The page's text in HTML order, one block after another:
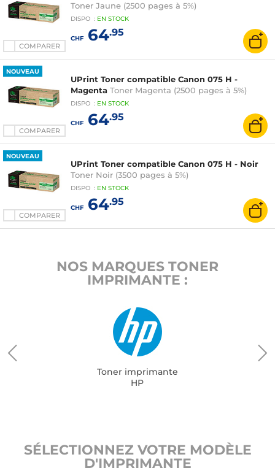
COMPARER
Toner Jaune (2500 pages à 5%)
DISPO : EN STOCK
CHF64.95
NOUVEAU
COMPARER
UPrint Toner compatible Canon 075 H -
Magenta Toner Magenta (2500 pages à 5%)
DISPO : EN STOCK
CHF64.95
NOUVEAU
COMPARER
UPrint Toner compatible Canon 075 H - Noir
Toner Noir (3500 pages à 5%)
DISPO : EN STOCK
CHF64.95
NOS MARQUES TONER
IMPRIMANTE :
Toner imprimante
HP
SÉLECTIONNEZ VOTRE MODÈLE
D'IMPRIMANTE